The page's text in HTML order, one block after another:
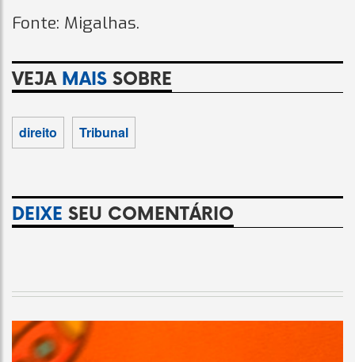
Fonte: Migalhas.
VEJA MAIS SOBRE
direito Tribunal
DEIXE SEU COMENTÁRIO